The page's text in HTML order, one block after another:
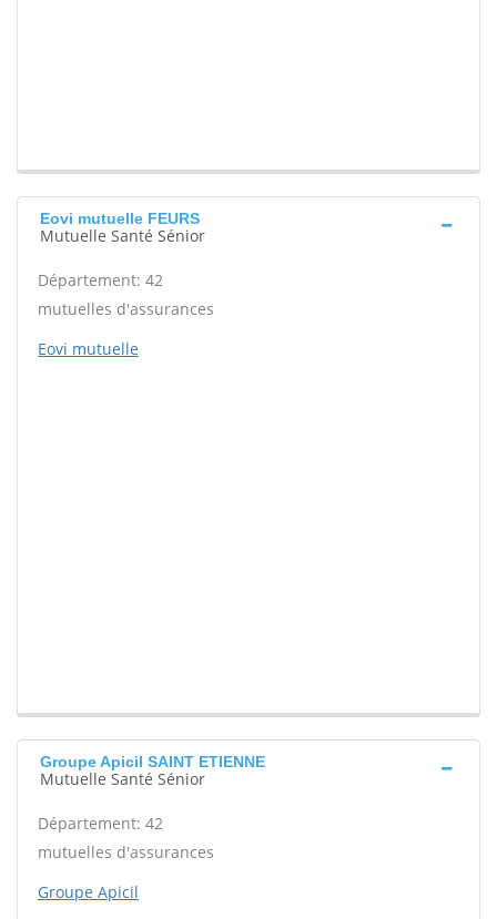
Eovi mutuelle FEURS
Mutuelle Santé Sénior
Département: 42
mutuelles d'assurances
Eovi mutuelle
Groupe Apicil SAINT ETIENNE
Mutuelle Santé Sénior
Département: 42
mutuelles d'assurances
Groupe Apicil